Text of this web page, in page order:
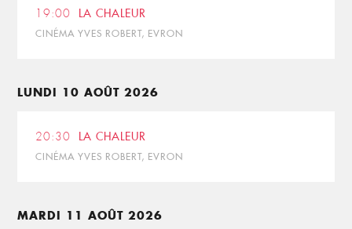
19:00 LA CHALEUR
CINÉMA YVES ROBERT, EVRON
LUNDI 10 AOÛT 2026
20:30 LA CHALEUR
CINÉMA YVES ROBERT, EVRON
MARDI 11 AOÛT 2026